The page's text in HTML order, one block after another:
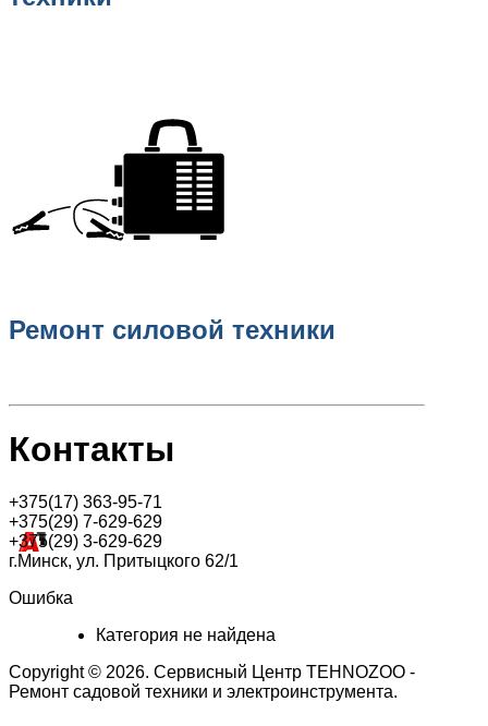
Ремонт силовой техники
Контакты
+375(17) 363-95-71
+375(29) 7-629-629
+375(29) 3-629-629
г.Минск, ул. Притыцкого 62/1
Ошибка
Категория не найдена
Copyright © 2026. Сервисный Центр TEHNOZOO -
Ремонт садовой техники и электроинструмента.